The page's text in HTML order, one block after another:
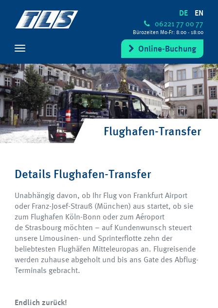
DE EN
06221 77 00 77
Bürozeiten Mo-Fr: 8:00 - 18:00
Online-Buchung
Flughafen-Transfer
Details Flughafen-Transfer
Unabhängig davon, ob Ihr Flug von Frankfurt Airport
oder Franz-Josef-Strauß (München) aus startet, ob sie
zum Flughafen Köln-Bonn oder zum Aéroport
de Strasbourg möchten – auf Kundenwunsch steuert
unsere Limousinen- und Sprinterflotte zehn der
beliebtesten Flughäfen Mitteleuropas an. Flugreisende
werden zuhause abgeholt und bis ans Gate des Abflug-
Terminals gebracht.
Endlich zurück!